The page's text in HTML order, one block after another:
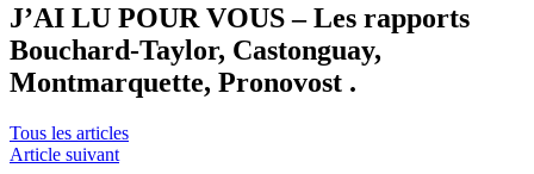
J’AI LU POUR VOUS – Les rapports
Bouchard-Taylor, Castonguay,
Montmarquette, Pronovost .
Tous les articles
Article suivant